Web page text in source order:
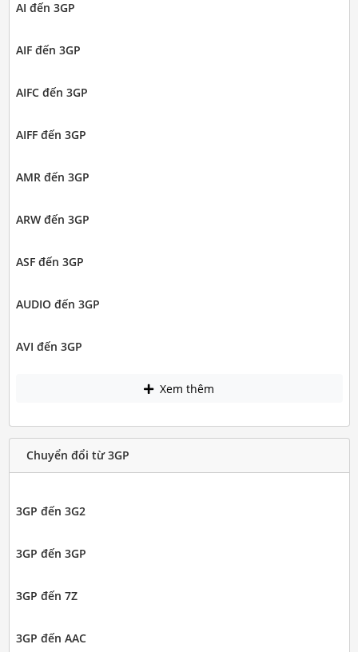
AI đến 3GP
AIF đến 3GP
AIFC đến 3GP
AIFF đến 3GP
AMR đến 3GP
ARW đến 3GP
ASF đến 3GP
AUDIO đến 3GP
AVI đến 3GP
Xem thêm
Chuyển đổi từ 3GP
3GP đến 3G2
3GP đến 3GP
3GP đến 7Z
3GP đến AAC